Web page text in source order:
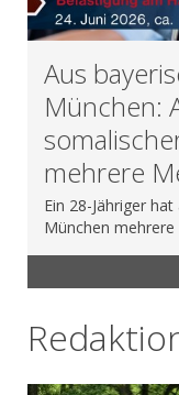
Aus
München:
mehrere
Ein 28-Jähriger
München mehrere